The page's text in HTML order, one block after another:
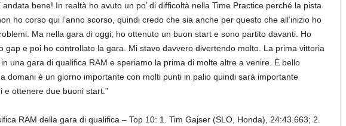
andata bene! In realtà ho avuto un po’ di difficoltà nella Time Practice perché la pista
ho corso qui l’anno scorso, quindi credo che sia anche per questo che all’inizio ho
Ma nella gara di oggi, ho ottenuto un buon start e sono partito davanti. Ho
gap e poi ho controllato la gara. Mi stavo davvero divertendo molto. La prima vittoria
una gara di qualifica RAM e speriamo la prima di molte altre a venire. È bello
domani è un giorno importante con molti punti in palio quindi sarà importante
e ottenere due buoni start.”
RAM della gara di qualifica – Top 10: 1. Tim Gajser (SLO, Honda), 24:43.663; 2.